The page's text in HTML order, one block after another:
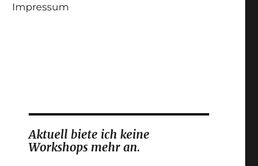
Impressum
Aktuell biete ich keine
Workshops mehr an.